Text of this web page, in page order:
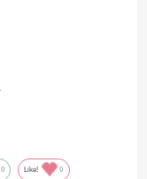
品にしてもらいまし
0 Like! 0